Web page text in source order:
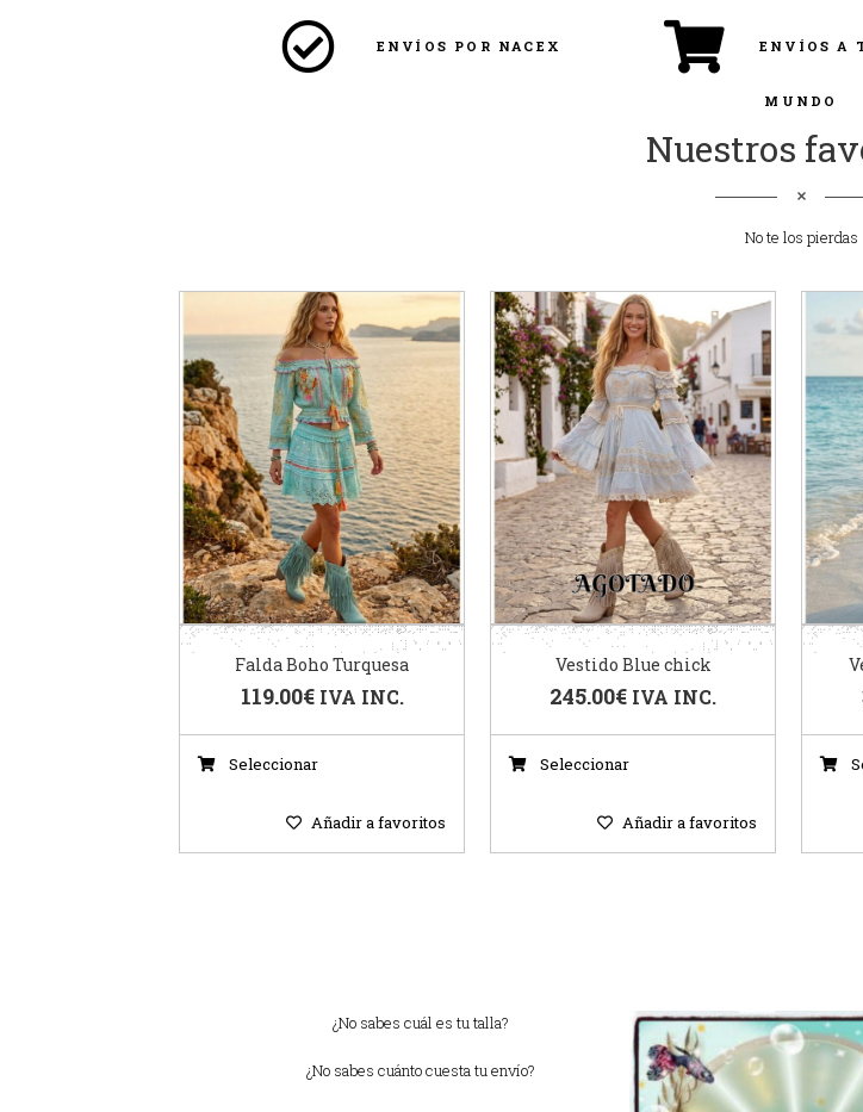
ENVÍOS POR NACEX ENVÍOS A
MUNDO
Nuestros
No te los pierdas
Falda Boho Turquesa
119.00€ IVA INC.
Seleccionar
Añadir a favoritos
Vestido Blue chick
245.00€ IVA INC.
Seleccionar
Añadir a favoritos
¿No sabes cuál es tu talla?
¿No sabes cuánto cuesta tu envío?